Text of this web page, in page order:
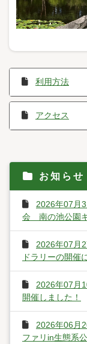
利用方法
アクセス
お知らせ
2026年07月
会 南の池公園
2026年07月
ドラリーの開催
2026年07月
開催しました！
2026年06月
ファリin生態系